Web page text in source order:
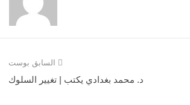
السابق بوست
د. محمد بغدادي يكتب | تغيير السلوك